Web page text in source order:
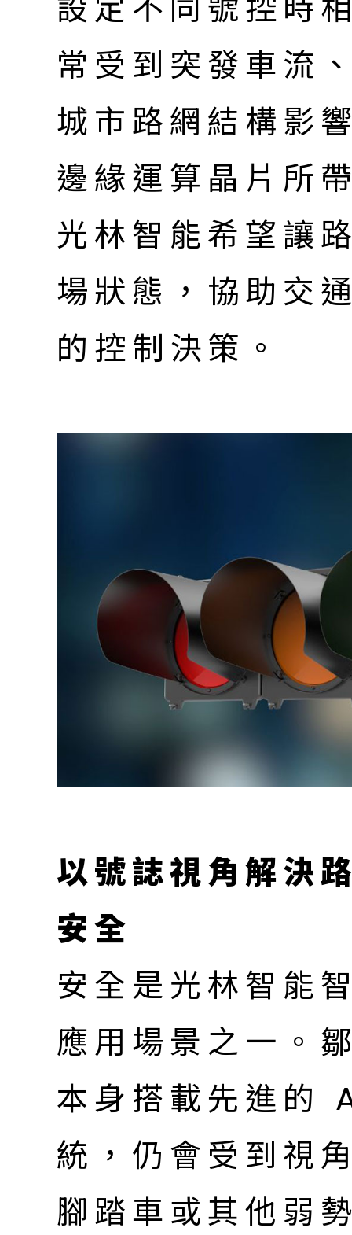
常受到突發車流
城市路網結構影
邊緣運算晶片所
光林智能希望讓
場狀態，協助交
的控制決策。
以號誌視角解決
安全
安全是光林智能
應用場景之一。
本身搭載先進的
統，仍會受到視
腳踏車或其他弱